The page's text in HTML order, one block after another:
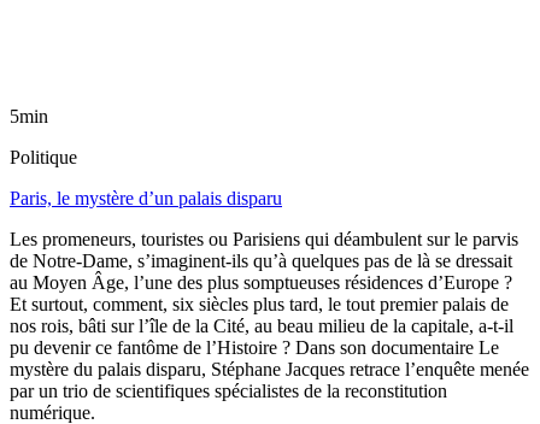
5min
Politique
Paris, le mystère d’un palais disparu
Les promeneurs, touristes ou Parisiens qui déambulent sur le parvis
de Notre-Dame, s’imaginent-ils qu’à quelques pas de là se dressait
au Moyen Âge, l’une des plus somptueuses résidences d’Europe ?
Et surtout, comment, six siècles plus tard, le tout premier palais de
nos rois, bâti sur l’île de la Cité, au beau milieu de la capitale, a-t-il
pu devenir ce fantôme de l’Histoire ? Dans son documentaire Le
mystère du palais disparu, Stéphane Jacques retrace l’enquête menée
par un trio de scientifiques spécialistes de la reconstitution
numérique.